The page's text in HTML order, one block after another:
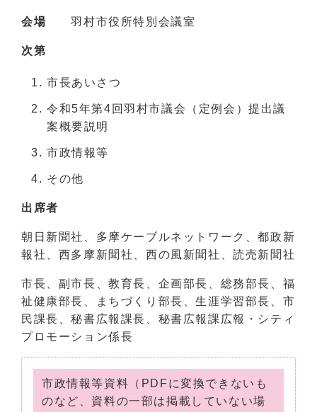
会場 羽村市役所特別会議室
次第
市長あいさつ
令和5年第4回羽村市議会（定例会）提出議
案概要説明
市政情報等
その他
出席者
朝日新聞社、多摩ケーブルネットワーク、都政新
報社、西多摩新聞社、西の風新聞社、読売新聞社
市長、副市長、教育長、企画部長、総務部長、福
祉健康部長、まちづくり部長、生涯学習部長、市
民課長、秘書広報課長、秘書広報課広報・シティ
プロモーション係長
市政情報等資料（PDFに変換できないも
のなど、資料の一部は掲載していない場